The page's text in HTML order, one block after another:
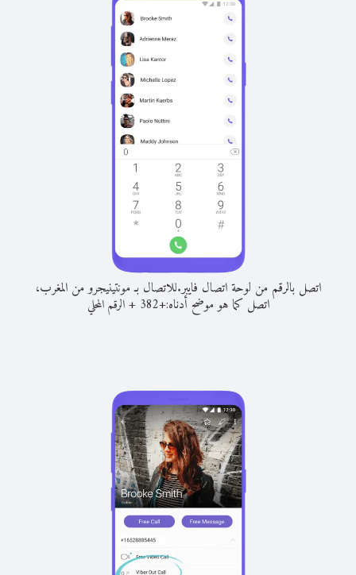
اتصل بالرقم من لوحة اتصال فايبر.للاتصال بـ مونتينيجرو من المغرب،
اتصل كما هو موضح أدناه:+
382
+الرقم المحلي